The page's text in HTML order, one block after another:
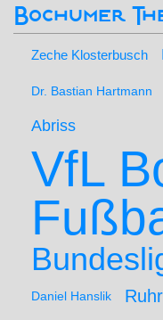
Bochumer
Zeche Klosterbusch
Dr. Bastian Hartmann
Abriss
VfL
Daniel Hanslik